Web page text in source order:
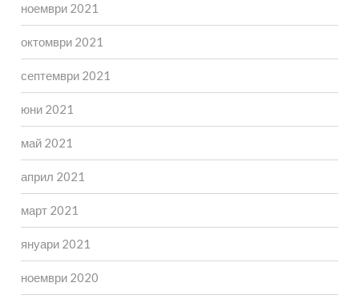
ноември 2021
октомври 2021
септември 2021
юни 2021
май 2021
април 2021
март 2021
януари 2021
ноември 2020